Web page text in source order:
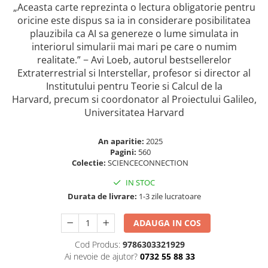
Masaj
MedConnect
Medicina & Farmacie
Medicina Pentru Toti
SealfHealing
Biografii, Memorii, Jurnale
Carti pentru Adolescenti, Young
Crime, Thriller, Mistery
„Aceasta carte reprezinta o lectura obligatorie pentru
oricine este dispus sa ia in considerare posibilitatea
plauzibila ca AI sa genereze o lume simulata in
interiorul simularii mai mari pe care o numim
realitate.” − Avi Loeb, autorul bestsellerelor
Extraterrestrial si Interstellar, profesor si director al
Institutului pentru Teorie si Calcul de la
Harvard, precum si coordonator al Proiectului Galileo,
Universitatea Harvard
An aparitie: 2025
Pagini: 560
Colectie: SCIENCECONNECTION
IN STOC
Durata de livrare: 1-3 zile lucratoare
ADAUGA IN COS
Cod Produs: 9786303321929
Ai nevoie de ajutor? 0732 55 88 33